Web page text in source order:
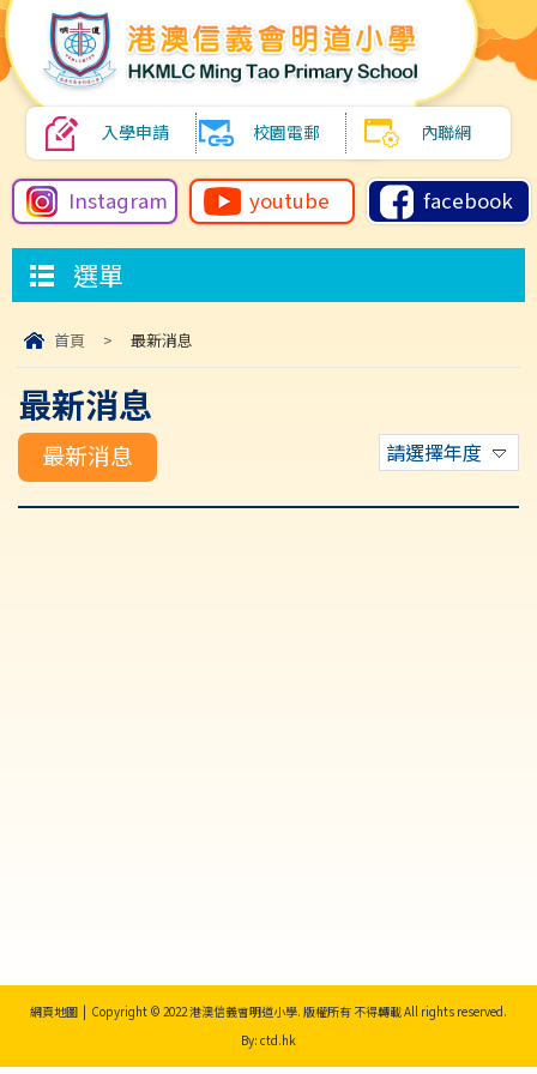
入學申請 校園電郵 內聯網
Instagram youtube facebook
選單
首頁 > 最新消息
最新消息
請選擇年度
最新消息
網頁地圖 | Copyright © 2022 港澳信義會明道小學. 版權所有 不得轉載 All rights reserved.
By: ctd.hk